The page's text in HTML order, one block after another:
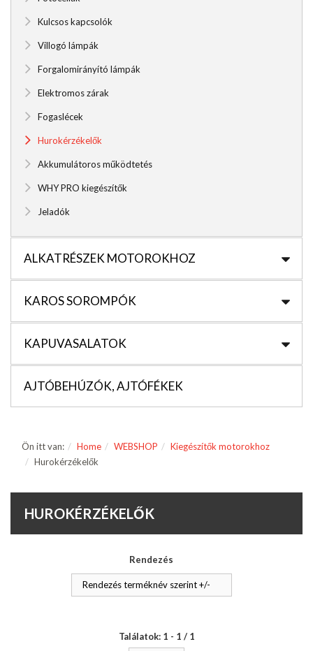
Kulcsos kapcsolók
Villogó lámpák
Forgalomirányító lámpák
Elektromos zárak
Fogaslécek
Hurokérzékelők
Akkumulátoros működtetés
WHY PRO kiegészítők
Jeladók
ALKATRÉSZEK MOTOROKHOZ
KAROS SOROMPÓK
KAPUVASALATOK
AJTÓBEHÚZÓK, AJTÓFÉKEK
Ön itt van: Home WEBSHOP
Kiegészítők motorokhoz
Hurokérzékelők
HUROKÉRZÉKELŐK
Rendezés
Rendezés terméknév szerint +/-
Találatok: 1 - 1 / 1